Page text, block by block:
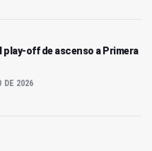
play-off de ascenso a Primera
DE 2026